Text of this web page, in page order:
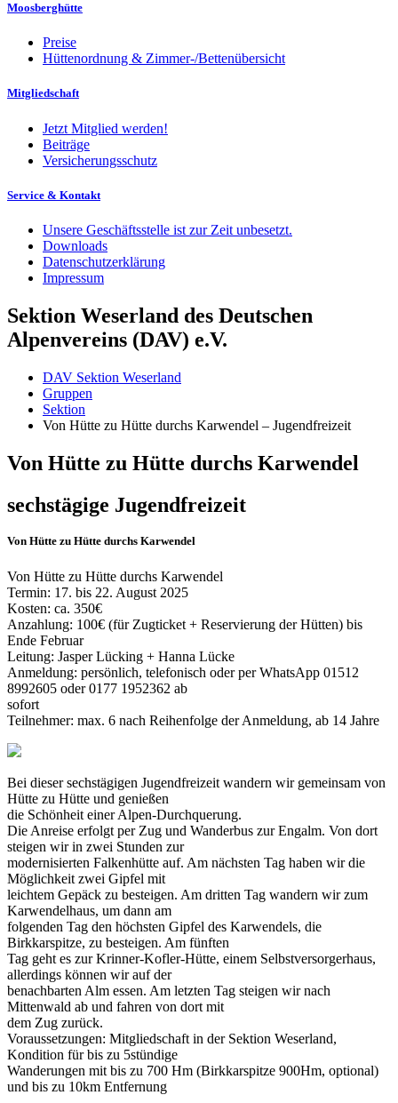
Moosberghütte
Preise
Hüttenordnung & Zimmer-/Bettenübersicht
Mitgliedschaft
Jetzt Mitglied werden!
Beiträge
Versicherungsschutz
Service & Kontakt
Unsere Geschäftsstelle ist zur Zeit unbesetzt.
Downloads
Datenschutzerklärung
Impressum
Sektion Weserland des Deutschen
Alpenvereins (DAV) e.V.
DAV Sektion Weserland
Gruppen
Sektion
Von Hütte zu Hütte durchs Karwendel – Jugendfreizeit
Von Hütte zu Hütte durchs Karwendel
sechstägige Jugendfreizeit
Von Hütte zu Hütte durchs Karwendel
Von Hütte zu Hütte durchs Karwendel
Termin: 17. bis 22. August 2025
Kosten: ca. 350€
Anzahlung: 100€ (für Zugticket + Reservierung der Hütten) bis
Ende Februar
Leitung: Jasper Lücking + Hanna Lücke
Anmeldung: persönlich, telefonisch oder per WhatsApp 01512
8992605 oder 0177 1952362 ab
sofort
Teilnehmer: max. 6 nach Reihenfolge der Anmeldung, ab 14 Jahre
Bei dieser sechstägigen Jugendfreizeit wandern wir gemeinsam von
Hütte zu Hütte und genießen
die Schönheit einer Alpen-Durchquerung.
Die Anreise erfolgt per Zug und Wanderbus zur Engalm. Von dort
steigen wir in zwei Stunden zur
modernisierten Falkenhütte auf. Am nächsten Tag haben wir die
Möglichkeit zwei Gipfel mit
leichtem Gepäck zu besteigen. Am dritten Tag wandern wir zum
Karwendelhaus, um dann am
folgenden Tag den höchsten Gipfel des Karwendels, die
Birkkarspitze, zu besteigen. Am fünften
Tag geht es zur Krinner-Kofler-Hütte, einem Selbstversorgerhaus,
allerdings können wir auf der
benachbarten Alm essen. Am letzten Tag steigen wir nach
Mittenwald ab und fahren von dort mit
dem Zug zurück.
Voraussetzungen: Mitgliedschaft in der Sektion Weserland,
Kondition für bis zu 5stündige
Wanderungen mit bis zu 700 Hm (Birkkarspitze 900Hm, optional)
und bis zu 10km Entfernung